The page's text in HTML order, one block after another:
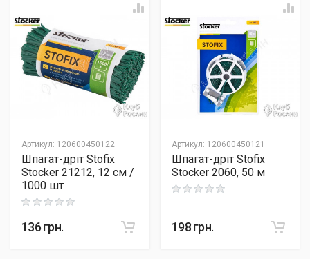
Артикул: 120600450122
Шпагат-дріт Stofix
Stocker 21212, 12 см /
1000 шт
Rating: 0 out of 5
136грн.
Артикул: 120600450121
Шпагат-дріт Stofix
Stocker 2060, 50 м
Rating: 0 out of 5
198грн.